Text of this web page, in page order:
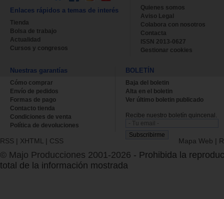
Enlaces rápidos a temas de interés
Tienda
Bolsa de trabajo
Actualidad
Cursos y congresos
Quienes somos
Aviso Legal
Colabora con nosotros
Contacta
ISSN 2013-0627
Gestionar cookies
Nuestras garantías
Cómo comprar
Envío de pedidos
Formas de pago
Contacto tienda
Condiciones de venta
Política de devoluciones
BOLETÍN
Baja del boletin
Alta en el boletin
Ver último boletin publicado
Recibe nuestro boletín quincenal.
RSS | XHTML | CSS Mapa Web |
© Majo Producciones 2001-2026 - Prohibida la
total de la información mostrada